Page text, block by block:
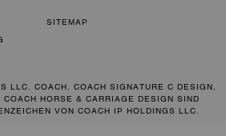
SITEMAP
LLC. COACH, COACH SIGNATURE C DESIGN,
HORSE & CARRIAGE DESIGN SIND
VON COACH IP HOLDINGS LLC.